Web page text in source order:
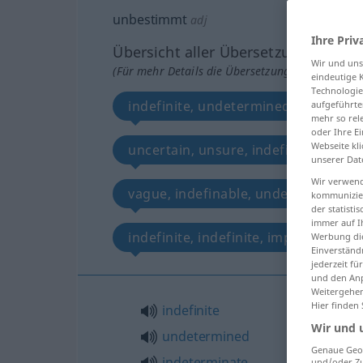
unbestimmt adj
Übersicht aller Übersetzungen
(Für mehr Details die Übersetzung anklicken/
indefinite, undetermined,
uncertain, unsure, indefinite, not
vague, indefinable, undefinable,
indefinite, indefinite, impersonal
indefinite
undetermined
Ihre
Wir und
eindeutige
mehr so
oder Ihre
Webseite
unserer
Wir
der
immer auf
Werbung
jederzeit
und den
Hier finden
Wir und
Genaue